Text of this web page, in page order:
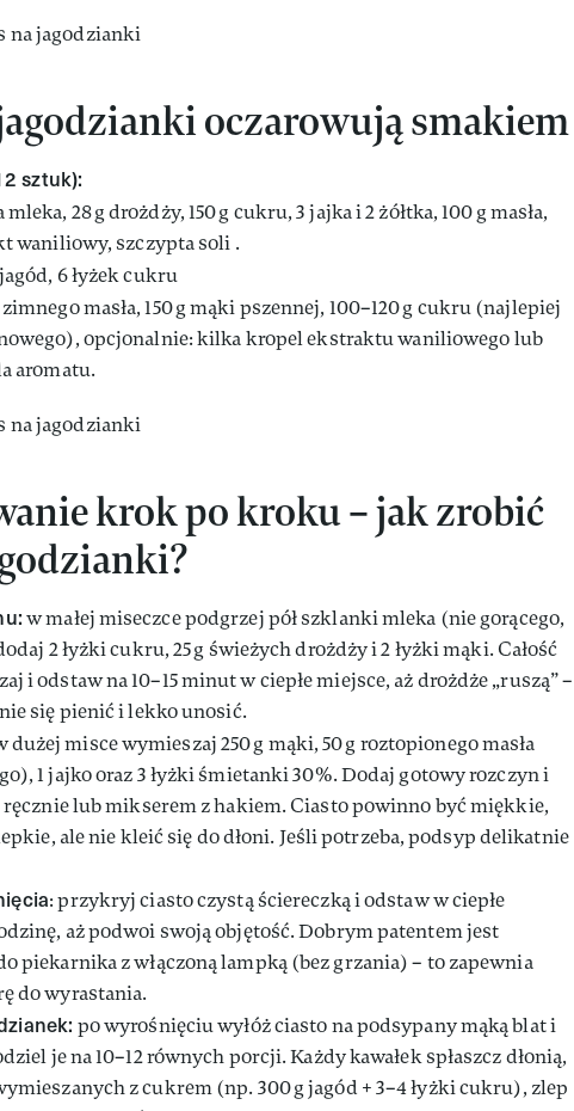
oczarowują smakiem
sztuk):
mleka, 28 g drożdży, 150 g cukru, 3 jajka i 2 żółtka, 100 g masła,
waniliowy, szczypta soli .
6 łyżek cukru
zimnego masła, 150 g mąki pszennej, 100–120 g cukru (najlepiej
opcjonalnie: kilka kropel ekstraktu waniliowego lub
aromatu.
krok po kroku – jak zrobić
w małej miseczce podgrzej pół szklanki mleka (nie gorącego,
2 łyżki cukru, 25 g świeżych drożdży i 2 łyżki mąki. Całość
i odstaw na 10–15 minut w ciepłe miejsce, aż drożdże „ruszą” –
się pienić i lekko unosić.
dużej misce wymieszaj 250 g mąki, 50 g roztopionego masła
1 jajko oraz 3 łyżki śmietanki 30%. Dodaj gotowy rozczyn i
ręcznie lub mikserem z hakiem. Ciasto powinno być miękkie,
ale nie kleić się do dłoni. Jeśli potrzeba, podsyp delikatnie
: przykryj ciasto czystą ściereczką i odstaw w ciepłe
aż podwoi swoją objętość. Dobrym patentem jest
piekarnika z włączoną lampką (bez grzania) – to zapewnia
do wyrastania.
po wyrośnięciu wyłóż ciasto na podsypany mąką blat i
je na 10–12 równych porcji. Każdy kawałek spłaszcz dłonią,
z cukrem (np. 300 g jagód + 3–4 łyżki cukru), zlep